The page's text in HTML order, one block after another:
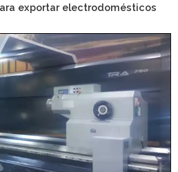
exportar electrodomésticos